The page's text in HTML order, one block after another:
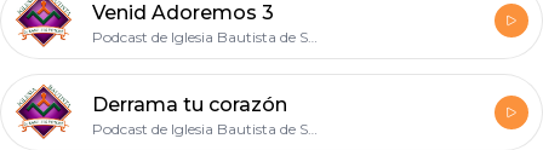
Venid Adoremos 3
Podcast de Iglesia Bautista de SLP
Derrama tu corazón
Podcast de Iglesia Bautista de SLP